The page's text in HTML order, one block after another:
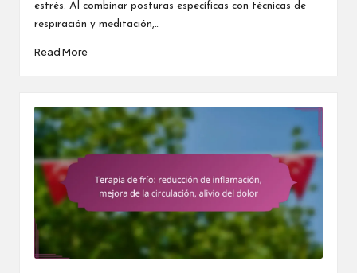
estrés. Al combinar posturas específicas con técnicas de
respiración y meditación,…
Read More